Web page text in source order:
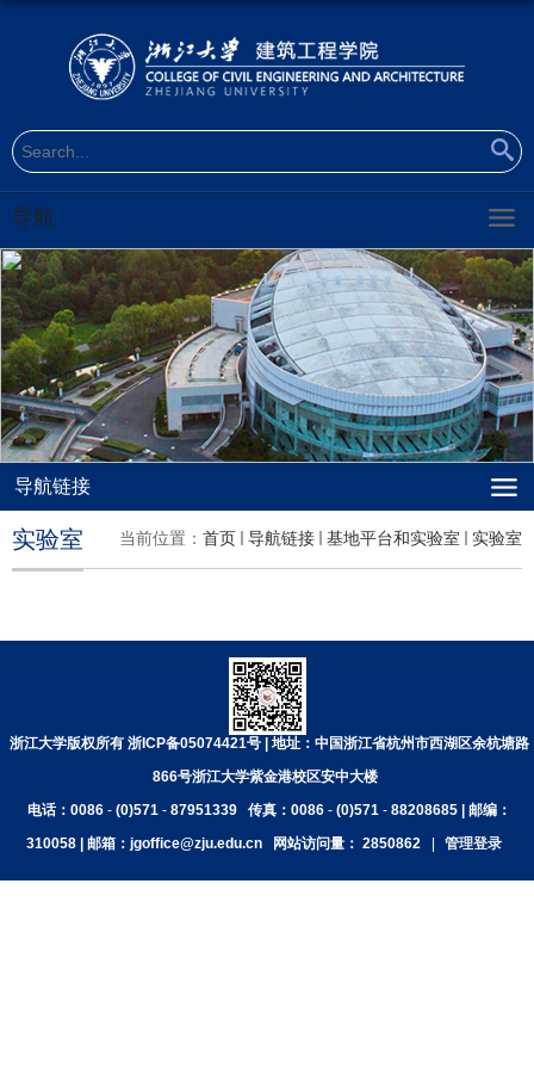
导航
导航链接
当前位置： 首页 导航链接 基地平台和实验室 实验室
实验室
浙江大学版权所有 浙ICP备05074421号 | 地址：中国浙江省杭州市西湖区余杭塘路
866号浙江大学紫金港校区安中大楼
电话：0086 - (0)571 - 87951339 传真：0086 - (0)571 - 88208685 | 邮编：
310058 | 邮箱：jgoffice@zju.edu.cn
网站访问量： 2850862 管理登录